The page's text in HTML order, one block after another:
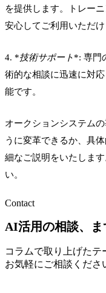
を提供します。トレー
安心してご利用いただけ
4. *技術サポート*: 専門
術的な相談に迅速に対
能です。
オークションシステム
うに変革できるか、具
細なご説明をいたしま
い。
Contact
AI活用の相談、ま
コラムで取り上げた
お気軽にご相談くださ